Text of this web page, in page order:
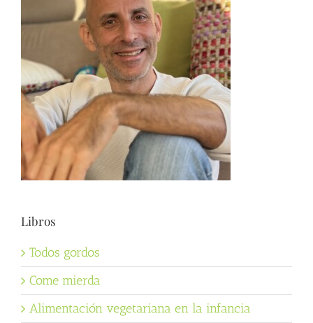
Libros
Todos gordos
Come mierda
Alimentación vegetariana en la infancia